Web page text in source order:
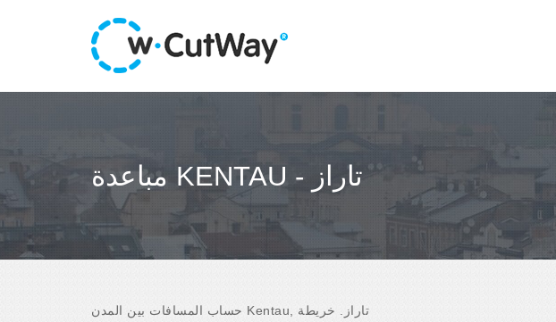
مباعدة KENTAU - تاراز
حساب المسافات بين المدن Kentau, تاراز. خريطة